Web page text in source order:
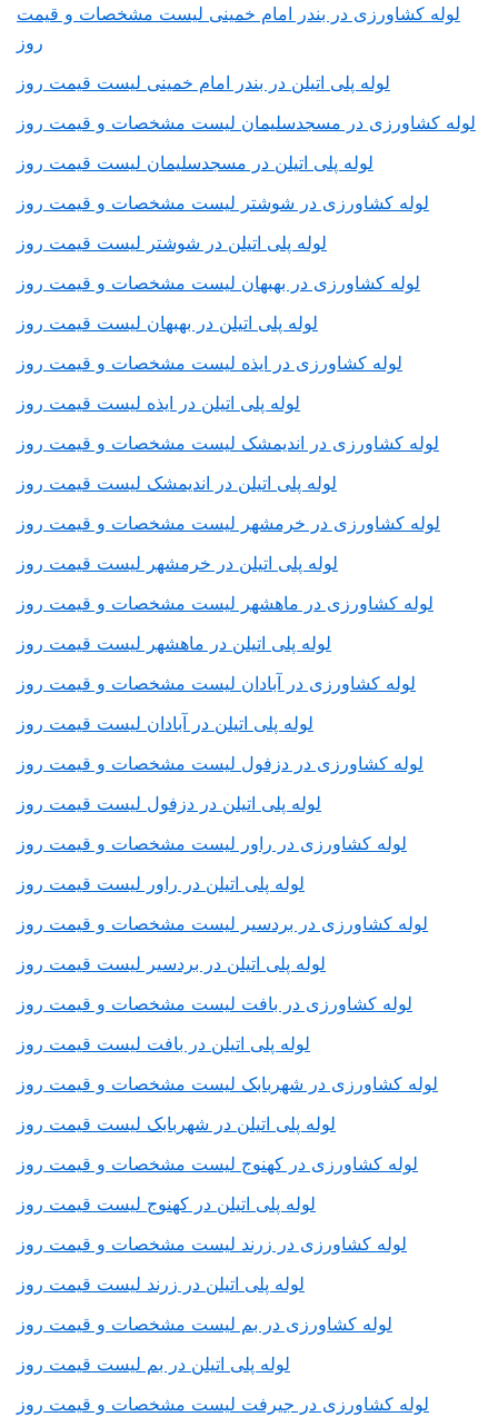
لوله کشاورزی در بندر امام خمینی لیست مشخصات و قیمت
روز
لوله پلی اتیلن در بندر امام خمینی لیست قیمت روز
لوله کشاورزی در مسجدسلیمان لیست مشخصات و قیمت روز
لوله پلی اتیلن در مسجدسلیمان لیست قیمت روز
لوله کشاورزی در شوشتر لیست مشخصات و قیمت روز
لوله پلی اتیلن در شوشتر لیست قیمت روز
لوله کشاورزی در بهبهان لیست مشخصات و قیمت روز
لوله پلی اتیلن در بهبهان لیست قیمت روز
لوله کشاورزی در ایذه لیست مشخصات و قیمت روز
لوله پلی اتیلن در ایذه لیست قیمت روز
لوله کشاورزی در اندیمشک لیست مشخصات و قیمت روز
لوله پلی اتیلن در اندیمشک لیست قیمت روز
لوله کشاورزی در خرمشهر لیست مشخصات و قیمت روز
لوله پلی اتیلن در خرمشهر لیست قیمت روز
لوله کشاورزی در ماهشهر لیست مشخصات و قیمت روز
لوله پلی اتیلن در ماهشهر لیست قیمت روز
لوله کشاورزی در آبادان لیست مشخصات و قیمت روز
لوله پلی اتیلن در آبادان لیست قیمت روز
لوله کشاورزی در دزفول لیست مشخصات و قیمت روز
لوله پلی اتیلن در دزفول لیست قیمت روز
لوله کشاورزی در راور لیست مشخصات و قیمت روز
لوله پلی اتیلن در راور لیست قیمت روز
لوله کشاورزی در بردسیر لیست مشخصات و قیمت روز
لوله پلی اتیلن در بردسیر لیست قیمت روز
لوله کشاورزی در بافت لیست مشخصات و قیمت روز
لوله پلی اتیلن در بافت لیست قیمت روز
لوله کشاورزی در شهربابک لیست مشخصات و قیمت روز
لوله پلی اتیلن در شهربابک لیست قیمت روز
لوله کشاورزی در کهنوج لیست مشخصات و قیمت روز
لوله پلی اتیلن در کهنوج لیست قیمت روز
لوله کشاورزی در زرند لیست مشخصات و قیمت روز
لوله پلی اتیلن در زرند لیست قیمت روز
لوله کشاورزی در بم لیست مشخصات و قیمت روز
لوله پلی اتیلن در بم لیست قیمت روز
لوله کشاورزی در جیرفت لیست مشخصات و قیمت روز